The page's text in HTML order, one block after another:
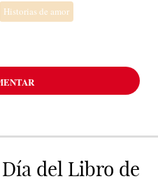
Historias de amor
del Libro de